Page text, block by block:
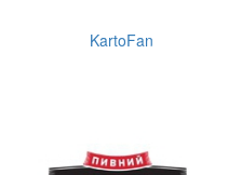
KartoFan